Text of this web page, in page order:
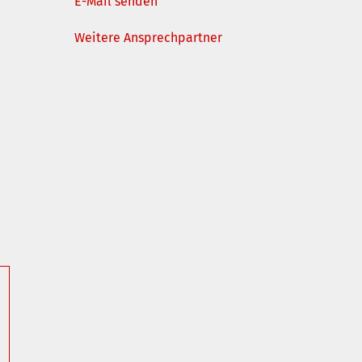
Weitere Ansprechpartner